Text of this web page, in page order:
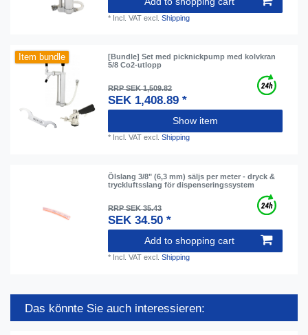
* Incl. VAT excl.Shipping
Item bundle
[Bundle] Set med picknickpump med kolvkran
5/8 Co2-utlopp
RRP SEK 1,509.82
SEK 1,408.89 *
Show item
* Incl. VAT excl.Shipping
Ölslang 3/8" (6,3 mm) säljs per meter - dryck &
tryckluftsslang för dispenseringssystem
RRP SEK 35.43
SEK 34.50 *
Add to shopping cart
* Incl. VAT excl.Shipping
Das könnte Sie auch interessieren: